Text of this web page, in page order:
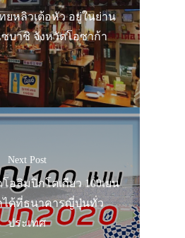
ยหลิวเต้อหัว อยู่ในย่าน
บาชิ จังหวัดโอซาก้า
Next Post
อลิมปิกโตเกียว 100เยน
ได้ที่ธนาคารญี่ปุ่นทั่ว
ประเทศ